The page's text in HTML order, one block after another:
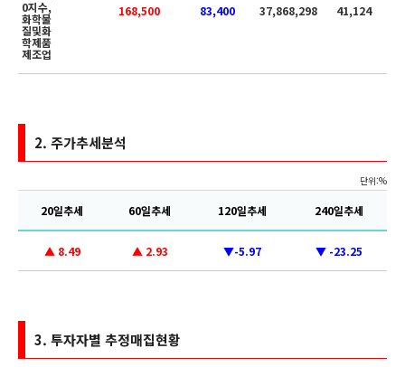
0지수,
화학물
질및화
학제품
제조업
168,500 83,400 37,868,298 41,124
2. 주가추세분석
단위:%
20일추세 60일추세 120일추세 240일추세
▲ 8.49 ▲ 2.93 ▼-5.97 ▼ -23.25
3. 투자자별 추정매집현황